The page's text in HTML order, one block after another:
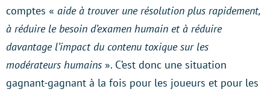
comptes « aide à trouver une résolution plus rapidement,
à réduire le besoin d’examen humain et à réduire
davantage l’impact du contenu toxique sur les
modérateurs humains ». C’est donc une situation
gagnant-gagnant à la fois pour les joueurs et pour les